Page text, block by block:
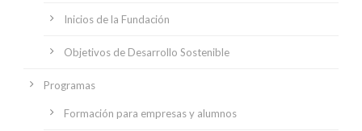
Inicios de la Fundación
Objetivos de Desarrollo Sostenible
Programas
Formación para empresas y alumnos